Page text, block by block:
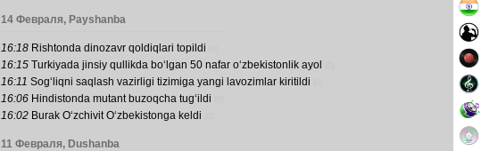
14 Февраля, Payshanba
16:18 Rishtonda dinozavr qoldiqlari topildi
16:15 Turkiyada jinsiy qullikda bo‘lgan 50 nafar o‘zbekistonlik ayol
16:11 Sog‘liqni saqlash vazirligi tizimiga yangi lavozimlar kiritildi
16:06 Hindistonda mutant buzoqcha tug‘ildi
16:02 Burak O‘zchivit O‘zbekistonga keldi
11 Февраля, Dushanba